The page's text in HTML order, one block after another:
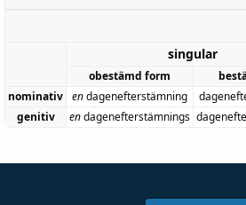
singular
obestämd form
nominativ endagenefterstämning
genitiv
endagenefterstämnings